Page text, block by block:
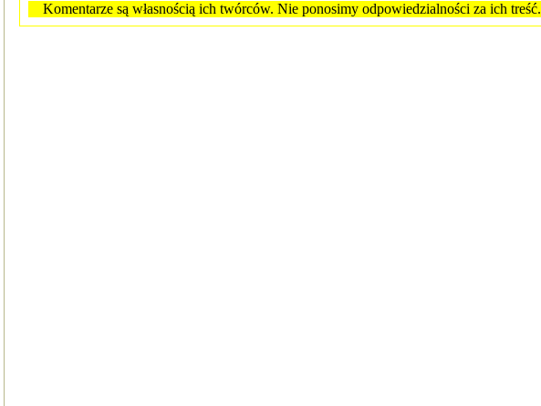
Komentarze są własnością ich twórców. Nie ponosimy odpowiedzialności za ich treść.